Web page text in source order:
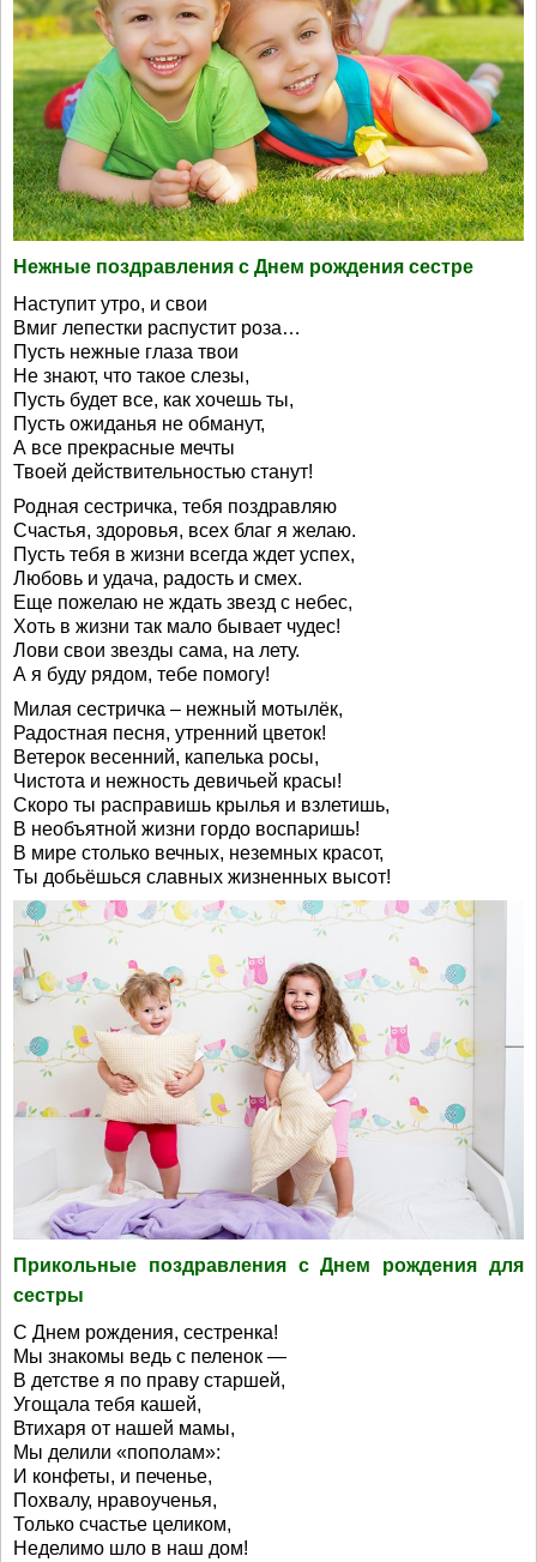
Нежные поздравления с Днем рождения сестре
Наступит утро, и свои
Вмиг лепестки распустит роза…
Пусть нежные глаза твои
Не знают, что такое слезы,
Пусть будет все, как хочешь ты,
Пусть ожиданья не обманут,
А все прекрасные мечты
Твоей действительностью станут!
Родная сестричка, тебя поздравляю
Счастья, здоровья, всех благ я желаю.
Пусть тебя в жизни всегда ждет успех,
Любовь и удача, радость и смех.
Еще пожелаю не ждать звезд с небес,
Хоть в жизни так мало бывает чудес!
Лови свои звезды сама, на лету.
А я буду рядом, тебе помогу!
Милая сестричка – нежный мотылёк,
Радостная песня, утренний цветок!
Ветерок весенний, капелька росы,
Чистота и нежность девичьей красы!
Скоро ты расправишь крылья и взлетишь,
В необъятной жизни гордо воспаришь!
В мире столько вечных, неземных красот,
Ты добьёшься славных жизненных высот!
Прикольные поздравления с Днем рождения для
сестры
С Днем рождения, сестренка!
Мы знакомы ведь с пеленок —
В детстве я по праву старшей,
Угощала тебя кашей,
Втихаря от нашей мамы,
Мы делили «пополам»:
И конфеты, и печенье,
Похвалу, нравоученья,
Только счастье целиком,
Неделимо шло в наш дом!